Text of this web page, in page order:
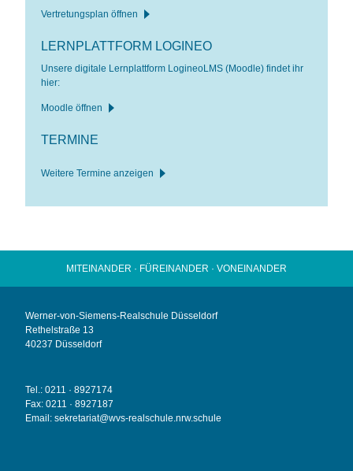
Vertretungsplan öffnen
LERNPLATTFORM LOGINEO
Unsere digitale Lernplattform LogineoLMS (Moodle) findet ihr
hier:
Moodle öffnen
TERMINE
Weitere Termine anzeigen
MITEINANDER · FÜREINANDER · VONEINANDER
Werner-von-Siemens-Realschule Düsseldorf
Rethelstraße 13
40237 Düsseldorf
Tel.: 0211 · 8927174
Fax: 0211 · 8927187
Email: sekretariat@wvs-realschule.nrw.schule